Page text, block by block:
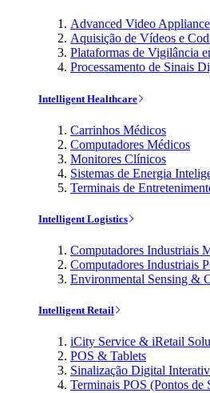
Advanced Video
Aquisição de Vídeos e
Plataformas de Vigilância
Processamento de Sinais
Intelligent Healthcare
Carrinhos Médicos
Computadores Médicos
Monitores Clínicos
Sistemas de Energia
Terminais de
Intelligent Logistics
Computadores Industriais
Computadores Industriais
Environmental Sensing &
Intelligent Retail
iCity Service & iRetail
POS & Tablets
Sinalização Digital
Terminais POS (Pontos de